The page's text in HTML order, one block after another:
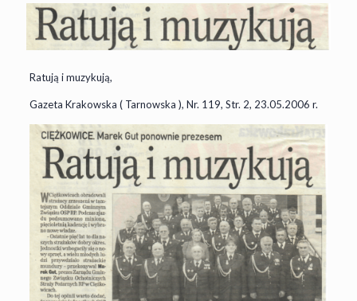
Ratują i muzykują,
Gazeta Krakowska ( Tarnowska ), Nr. 119, Str. 2, 23.05.2006 r.